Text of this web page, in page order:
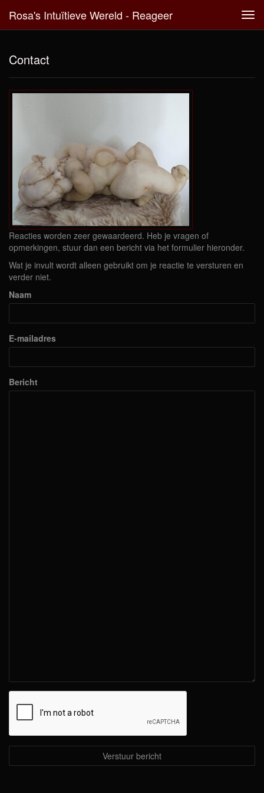
Rosa's Intuïtieve Wereld - Reageer
Contact
Reacties worden zeer gewaardeerd. Heb je vragen of
opmerkingen, stuur dan een bericht via het formulier hieronder.
Wat je invult wordt alleen gebruikt om je reactie te versturen en
verder niet.
Naam
E-mailadres
Bericht